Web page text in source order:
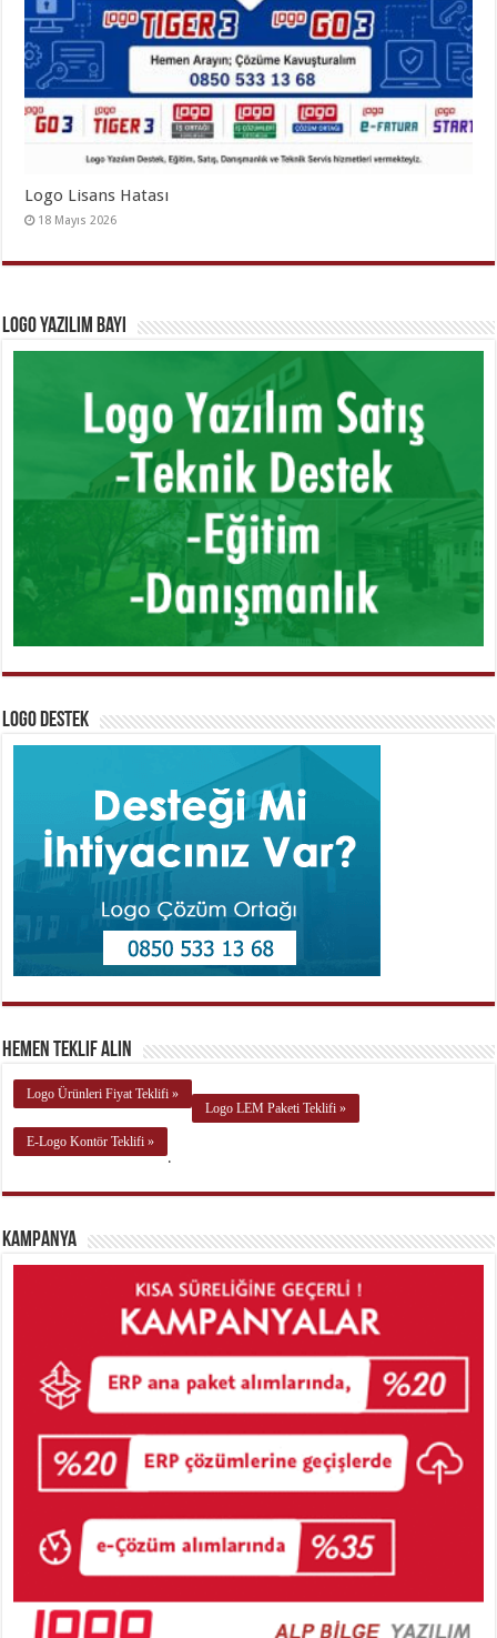
Logo Lisans Hatası
18 Mayıs 2026
Logo Yazılım Bayi
Logo Destek
Hemen Teklif Alın
Logo Ürünleri Fiyat Teklifi »
Logo LEM Paketi Teklifi »
E-Logo Kontör Teklifi »
.
Kampanya